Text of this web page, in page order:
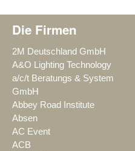
Die Firmen
2M Deutschland GmbH
A&O Lighting Technology
a/c/t Beratungs & System
GmbH
Abbey Road Institute
Absen
AC Event
ACB